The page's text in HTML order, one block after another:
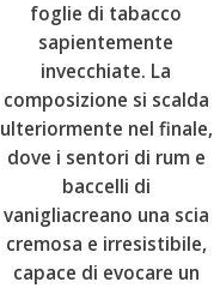
foglie di tabacco
sapientemente
invecchiate. La
composizione si scalda
ulteriormente nel finale,
dove i sentori di rume
baccelli di
vanigliacreano una scia
cremosa e irresistibile,
capace di evocare un